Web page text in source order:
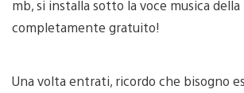
mb, si installa sotto la voce musica
completamente gratuito!
Una volta entrati, ricordo che bisogno